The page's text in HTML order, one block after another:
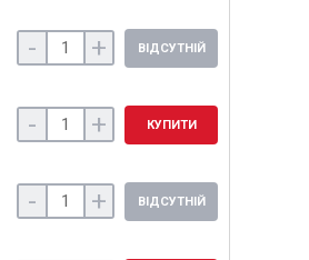
- + ВІДСУТНІЙ
- + КУПИТИ
- + ВІДСУТНІЙ